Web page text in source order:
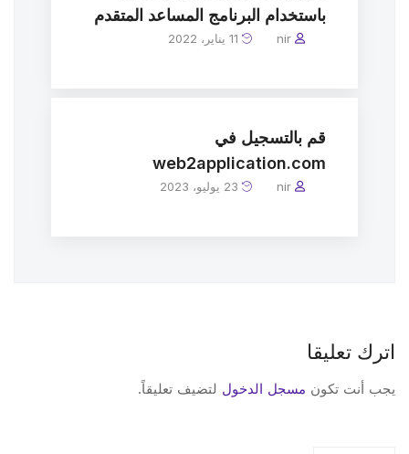
باستخدام البرنامج المساعد المتقدم
nir
قم بالتسجيل في
web2application.com
nir
اترك تعليقا
يجب أنت تكون مسجل الدخول لتضيف تعليقاً.